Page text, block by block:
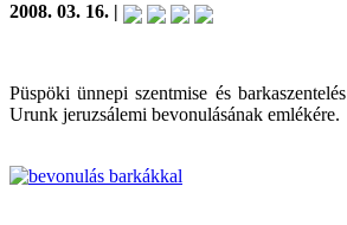
2008. 03. 16. |
Püspöki ünnepi szentmise és barkaszentelés
Urunk jeruzsálemi bevonulásának emlékére.